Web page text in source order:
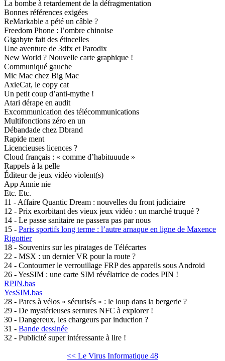
La bombe à retardement de la défragmentation
Bonnes références exigées
ReMarkable a pété un câble ?
Freedom Phone : l’ombre chinoise
Gigabyte fait des étincelles
Une aventure de 3dfx et Parodix
New World ? Nouvelle carte graphique !
Communiqué gauche
Mic Mac chez Big Mac
AxieCat, le copy cat
Un petit coup d’anti-mythe !
Atari dérape en audit
Excommunication des télécommunications
Multifonctions zéro en un
Débandade chez Dbrand
Rapide ment
Licencieuses licences ?
Cloud français : « comme d’habituuude »
Rappels à la pelle
Éditeur de jeux vidéo violent(s)
App Annie nie
Etc. Etc.
11 - Affaire Quantic Dream : nouvelles du front judiciaire
12 - Prix exorbitant des vieux jeux vidéo : un marché truqué ?
14 - Le passe sanitaire ne passera pas par nous
15 - Paris sportifs long terme : l’autre arnaque en ligne de Maxence
Rigottier
18 - Souvenirs sur les piratages de Télécartes
22 - MSX : un dernier VR pour la route ?
24 - Contourner le verrouillage FRP des appareils sous Android
26 - YesSIM : une carte SIM révélatrice de codes PIN !
RPIN.bas
YesSIM.bas
28 - Parcs à vélos « sécurisés » : le loup dans la bergerie ?
29 - De mystérieuses serrures NFC à explorer !
30 - Dangereux, les chargeurs par induction ?
31 - Bande dessinée
32 - Publicité super intéressante à lire !
<< Le Virus Informatique 48